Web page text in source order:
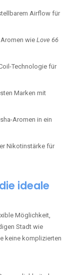
Airflow für
wie Love 66
Technologie für
Marken mit
Aromen in ein
Nikotinstärke für
ideale
Möglichkeit,
Stadt wie
keine komplizierten